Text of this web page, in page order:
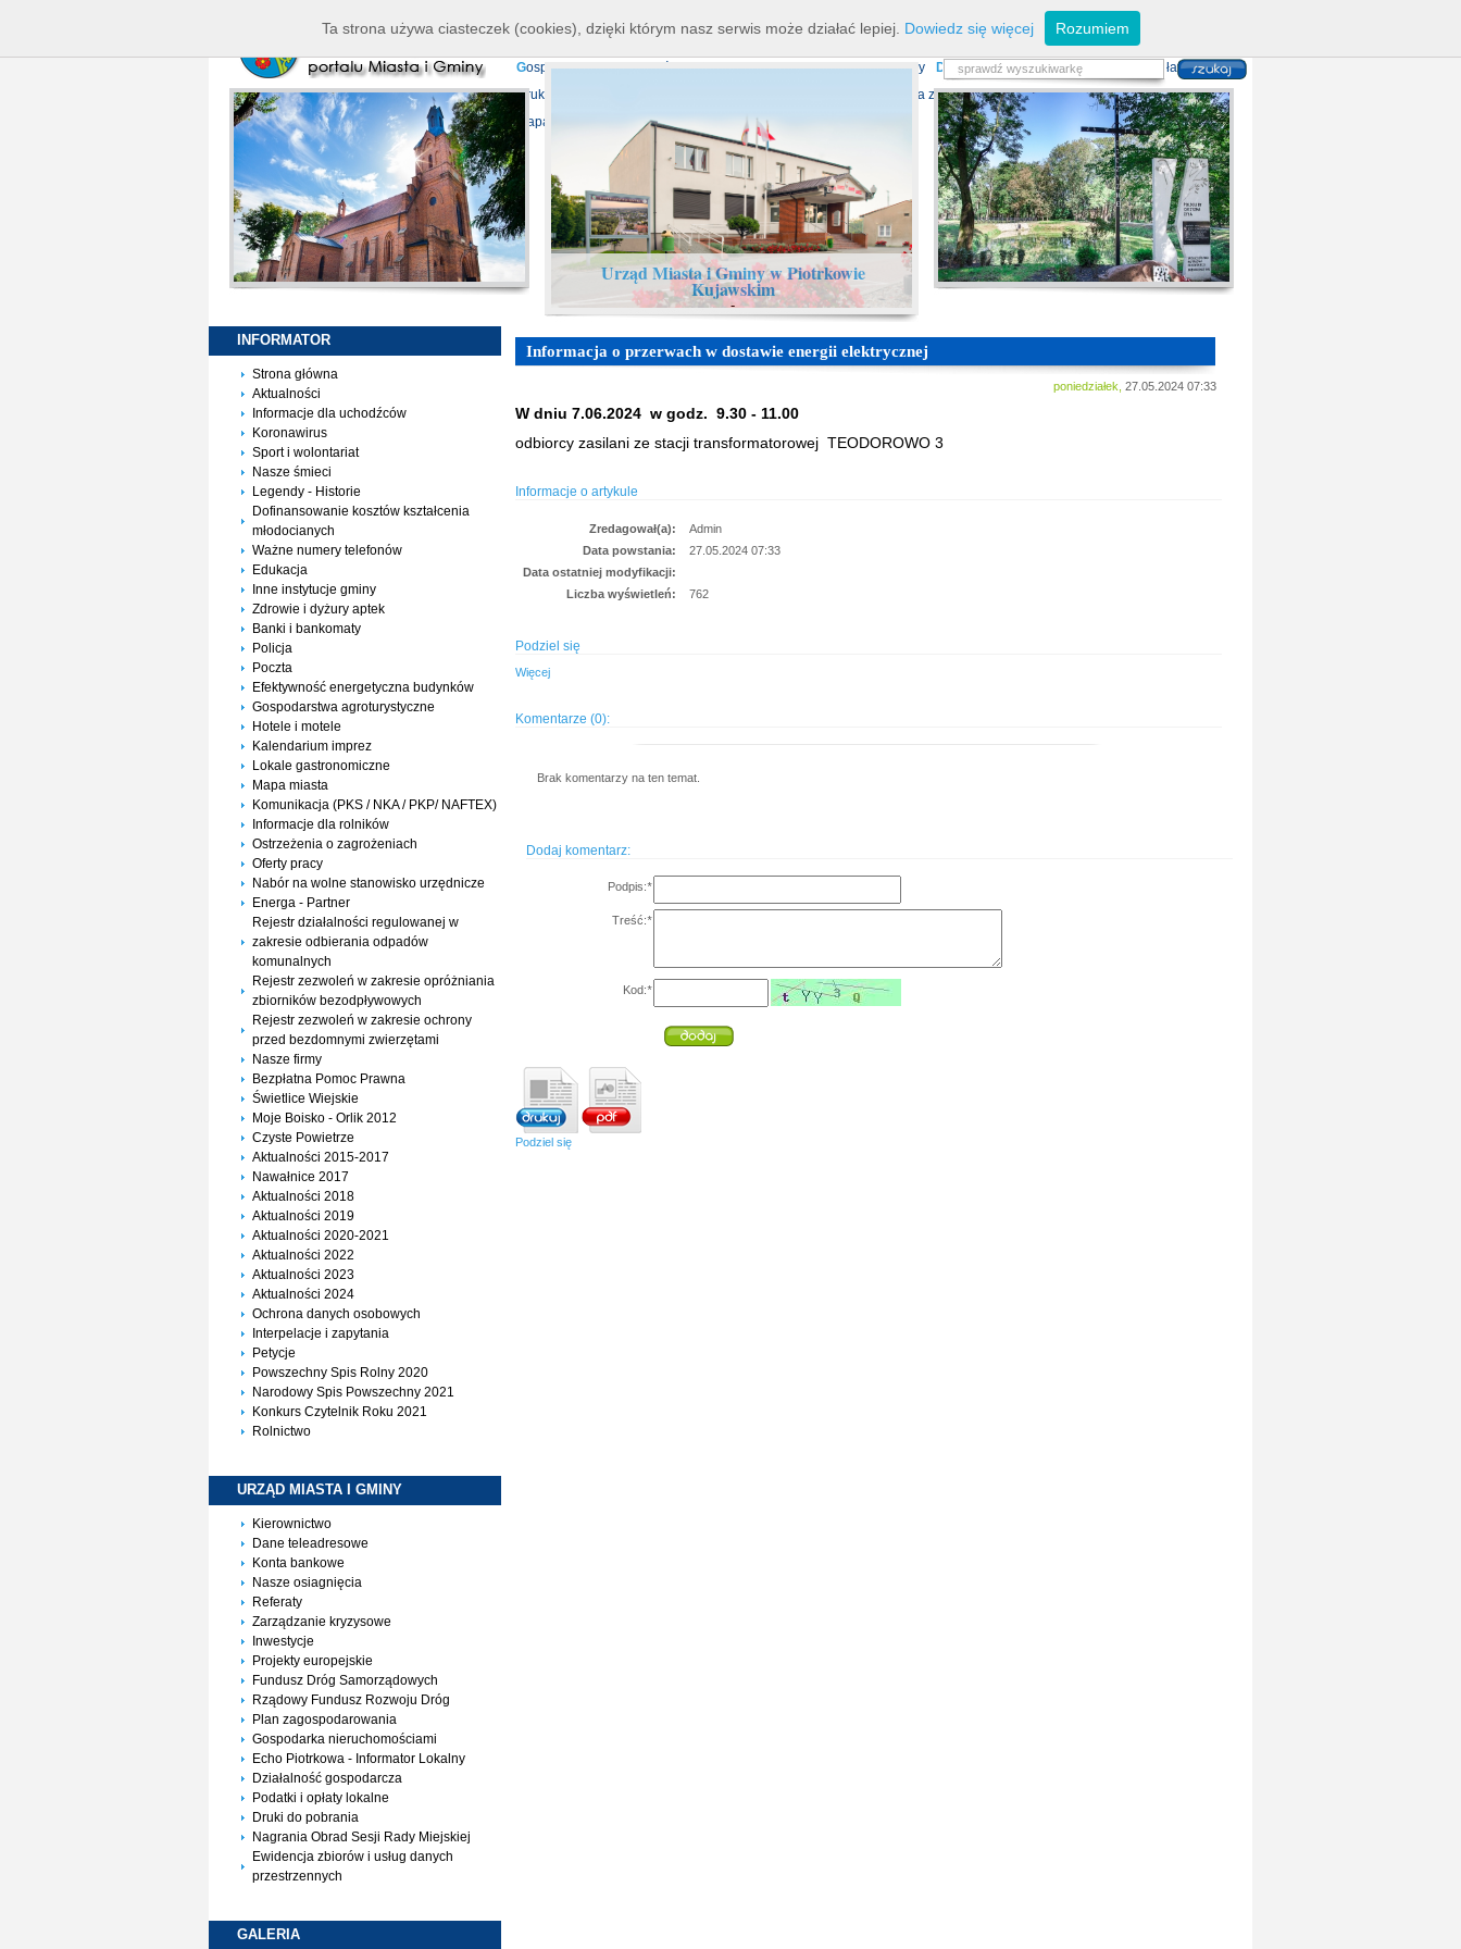
arządzanie kryzysowe
P
rojekty europejskie undusz Dróg Samorządowych ządowy Fundusz Rozwoju Dróg
lan zagospodarowania
Gospodarka nieruchomościami Echo Piotrkowa - Informator Lokalny D ziałalność gospodarcza
odatki i opłaty lokalne
D ruki do pobrania
widencja zbiorów i usług danych przestrzennych
Mapa serwisu
Urząd Miasta i Gminy w Piotrkowie
Kujawskim
-
INFORMATOR
Strona główna
Aktualności
Informacje dla uchodźców
Koronawirus
Sport i wolontariat
Nasze śmieci
Legendy - Historie
Dofinansowanie kosztów kształcenia
młodocianych
Ważne numery telefonów
Edukacja
Inne instytucje gminy
Zdrowie i dyżury aptek
Banki i bankomaty
Policja
Poczta
Efektywność energetyczna budynków
Gospodarstwa agroturystyczne
Hotele i motele
Kalendarium imprez
Lokale gastronomiczne
Mapa miasta
Komunikacja (PKS / NKA / PKP/ NAFTEX)
Informacje dla rolników
Ostrzeżenia o zagrożeniach
Oferty pracy
Nabór na wolne stanowisko urzędnicze
Energa - Partner
Rejestr działalności regulowanej w
zakresie odbierania odpadów
komunalnych
Rejestr zezwoleń w zakresie opróżniania
zbiorników bezodpływowych
Rejestr zezwoleń w zakresie ochrony
przed bezdomnymi zwierzętami
Nasze firmy
Bezpłatna Pomoc Prawna
Świetlice Wiejskie
Moje Boisko - Orlik 2012
Czyste Powietrze
Aktualności 2015-2017
Nawałnice 2017
Aktualności 2018
Aktualności 2019
Aktualności 2020-2021
Aktualności 2022
Aktualności 2023
Aktualności 2024
Ochrona danych osobowych
Interpelacje i zapytania
Petycje
Powszechny Spis Rolny 2020
Narodowy Spis Powszechny 2021
Konkurs Czytelnik Roku 2021
Rolnictwo
URZĄD MIASTA I GMINY
Kierownictwo
Dane teleadresowe
Konta bankowe
Nasze osiagnięcia
Referaty
Zarządzanie kryzysowe
Inwestycje
Projekty europejskie
Fundusz Dróg Samorządowych
Rządowy Fundusz Rozwoju Dróg
Plan zagospodarowania
Gospodarka nieruchomościami
Echo Piotrkowa - Informator Lokalny
Działalność gospodarcza
Podatki i opłaty lokalne
Druki do pobrania
Nagrania Obrad Sesji Rady Miejskiej
Ewidencja zbiorów i usług danych
przestrzennych
GALERIA
Informacja o przerwach w dostawie energii elektrycznej
poniedziałek, 27.05.2024 07:33
W dniu 7.06.2024 w godz. 9.30 - 11.00
odbiorcy zasilani ze stacji transformatorowej TEODOROWO 3
Informacje o artykule
Zredagował(a):
Admin
Data powstania:
27.05.2024 07:33
Data ostatniej modyfikacji:
Liczba wyświetleń:
762
Podziel się
Więcej
Komentarze (0):
Brak komentarzy na ten temat.
Dodaj komentarz:
Podpis:*
Treść:*
Kod:*
Podziel się
Ta strona używa ciasteczek (cookies), dzięki którym nasz serwis może działać lepiej. Dowiedz się więcej Rozumiem